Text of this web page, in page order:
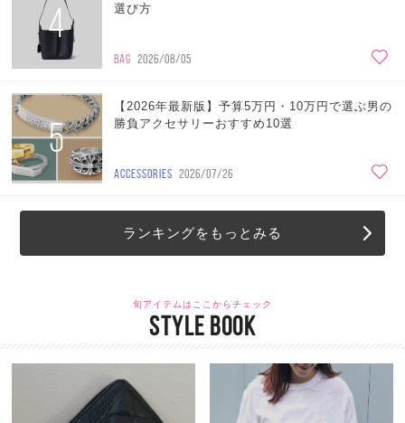
4
選び方
BAG 2026/08/05
5
【2026年最新版】予算5万円・10万円で選ぶ男の
勝負アクセサリーおすすめ10選
ACCESSORIES 2026/07/26
ランキングをもっとみる
旬アイテムはここからチェック
STYLE BOOK